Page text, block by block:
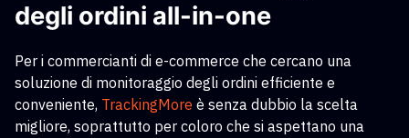
degli ordini all-in-one
Per i commercianti di e-commerce che cercano una
soluzione di monitoraggio degli ordini efficiente e
conveniente, TrackingMore è senza dubbio la scelta
migliore, soprattutto per coloro che si aspettano una